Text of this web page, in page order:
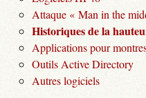
Attaque « Man in the
Historiques de la
Applications pour
Outils Active Directory
Autres logiciels